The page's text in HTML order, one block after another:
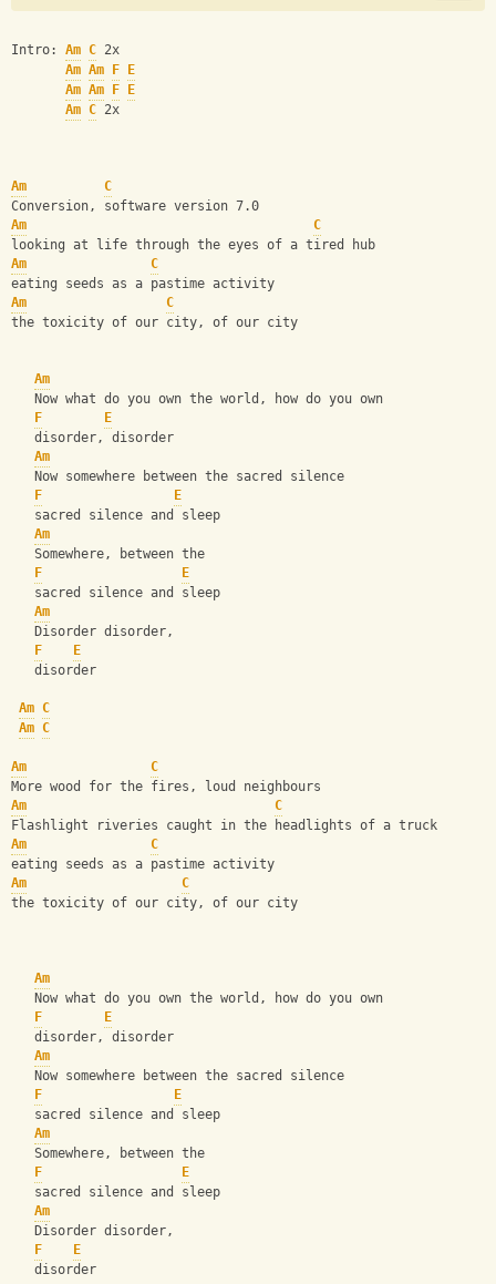
Intro: Am C 2x
Am Am F
E
Am Am F
E
Am C 2x
Am
C
Conversion, software version 7.0
Am
C
looking at life through the eyes of a tired hub
Am
C
eating seeds as a pastime activity
Am
C
the toxicity of our city, of our city
Am
   Now what do you own the world, how do you own
F
E
   disorder, disorder
Am
   Now somewhere between the sacred silence
F
E
   sacred silence and sleep
Am
   Somewhere, between the
F
E
   sacred silence and sleep
Am
   Disorder disorder,
F
E
   disorder
Am C
Am C
Am
C
More wood for the fires, loud neighbours
Am
C
Flashlight riveries caught in the headlights of a truck
Am
C
eating seeds as a pastime activity
Am
C
the toxicity of our city, of our city
Am
   Now what do you own the world, how do you own
F
E
   disorder, disorder
Am
   Now somewhere between the sacred silence
F
E
   sacred silence and sleep
Am
   Somewhere, between the
F
E
   sacred silence and sleep
Am
   Disorder disorder,
F
E
   disorder